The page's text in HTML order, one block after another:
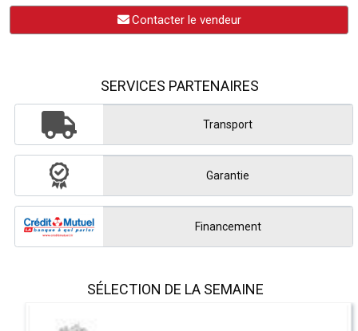
Contacter le vendeur
SERVICES PARTENAIRES
Transport
Garantie
Financement
SÉLECTION DE LA SEMAINE